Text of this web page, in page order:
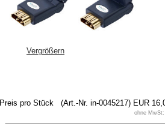
Vergrößern
Preis pro Stück (Art.-Nr. in-0045217) EUR
ohne